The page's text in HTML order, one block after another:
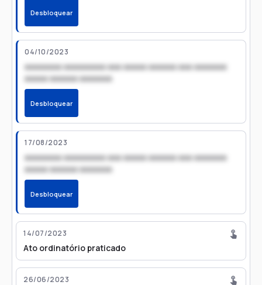
Desbloquear
04/10/2023
xxxxxxxx xxxxxxxxx xxx xxxxx xxxxxx xxx xxxxxxx
xxxxx xxxxxx xxxxxxx
Desbloquear
17/08/2023
xxxxxxxx xxxxxxxxx xxx xxxxx xxxxxx xxx xxxxxxx
xxxxx xxxxxx xxxxxxx
Desbloquear
14/07/2023
Ato ordinatório praticado
26/06/2023